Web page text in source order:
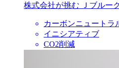
株式会社が挑む Ｊブル
カーボンニュートラ
イニシアティブ
CO2削減